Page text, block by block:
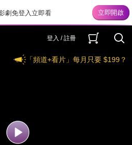
劇免登入立即看
登入 / 註冊
「頻道+看片」每月只要 $199？